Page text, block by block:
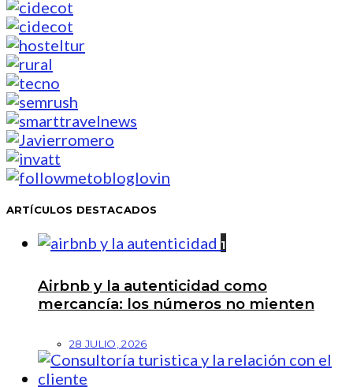
ARTÍCULOS DESTACADOS
1
Airbnb y la autenticidad como
mercancía: los números no mienten
28 JULIO, 2026